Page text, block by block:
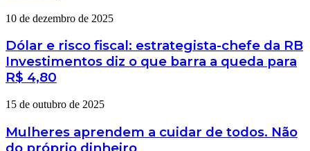
10 de dezembro de 2025
Dólar e risco fiscal: estrategista-chefe da RB
Investimentos diz o que barra a queda para
R$ 4,80
15 de outubro de 2025
Mulheres aprendem a cuidar de todos. Não
do próprio dinheiro